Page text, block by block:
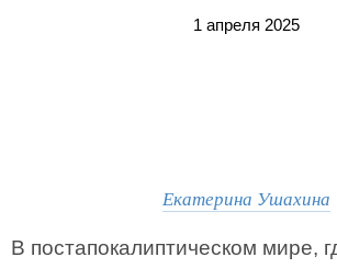
1 апреля 2025
Екатерина Ушахина
В постапокалиптическом мире,